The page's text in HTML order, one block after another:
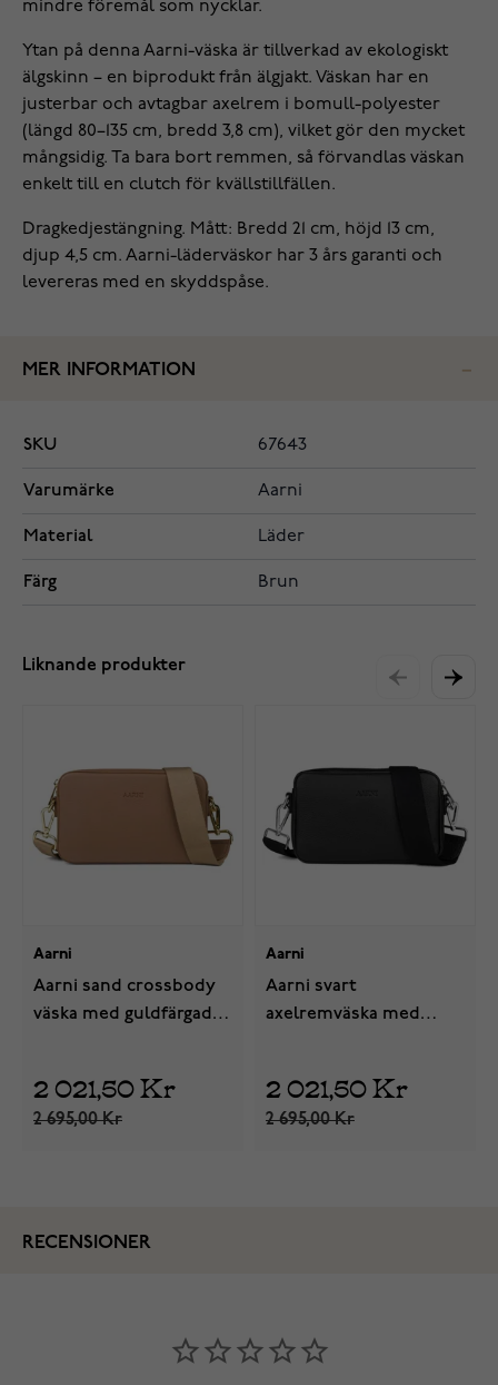
mindre föremål som nycklar.
Ytan på denna Aarni-väska är tillverkad av ekologiskt
älgskinn – en biprodukt från älgjakt. Väskan har en
justerbar och avtagbar axelrem i bomull-polyester
(längd 80–135 cm, bredd 3,8 cm), vilket gör den mycket
mångsidig. Ta bara bort remmen, så förvandlas väskan
enkelt till en clutch för kvällstillfällen.
Dragkedjestängning. Mått: Bredd 21 cm, höjd 13 cm,
djup 4,5 cm. Aarni-läderväskor har 3 års garanti och
levereras med en skyddspåse.
MER INFORMATION
SKU 67643
Varumärke Aarni
Material Läder
Färg Brun
Liknande produkter
Aarni
Aarni sand crossbody
väska med guldfärgad
2 021,50 Kr
2 695,00 Kr
Aarni
Aarni svart
axelremväska med
2 021,50 Kr
2 695,00 Kr
RECENSIONER